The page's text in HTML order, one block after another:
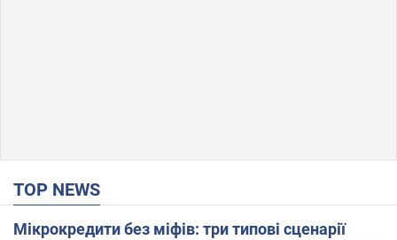
TOP NEWS
Мікрокредити без міфів: три типові сценарії